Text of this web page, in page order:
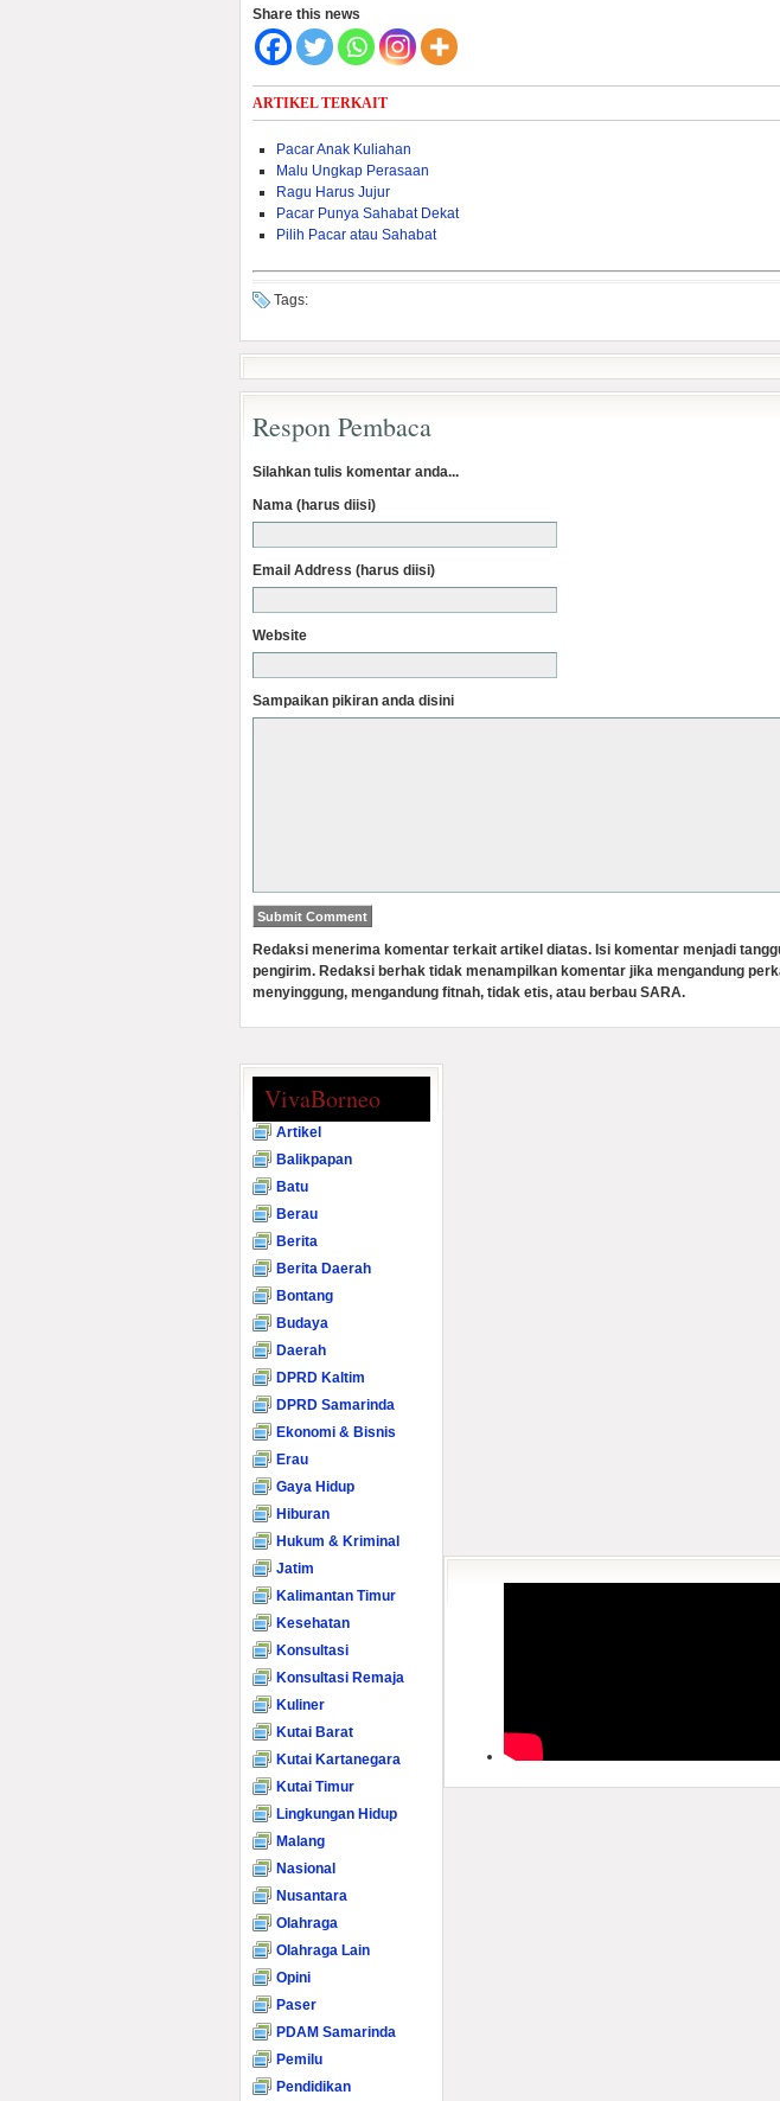
Share this news
ARTIKEL TERKAIT
Pacar Anak Kuliahan
Malu Ungkap Perasaan
Ragu Harus Jujur
Pacar Punya Sahabat Dekat
Pilih Pacar atau Sahabat
Tags:
Respon Pembaca
Silahkan tulis komentar anda...
Nama (harus diisi)
Email Address (harus diisi)
Website
Sampaikan pikiran anda disini
Redaksi menerima komentar terkait artikel diatas. Isi komentar menjadi
pengirim. Redaksi berhak tidak menampilkan komentar jika mengandung
menyinggung, mengandung fitnah, tidak etis, atau berbau SARA.
VivaBorneo
Artikel
Balikpapan
Batu
Berau
Berita
Berita Daerah
Bontang
Budaya
Daerah
DPRD Kaltim
DPRD Samarinda
Ekonomi & Bisnis
Erau
Gaya Hidup
Hiburan
Hukum & Kriminal
Jatim
Kalimantan Timur
Kesehatan
Konsultasi
Konsultasi Remaja
Kuliner
Kutai Barat
Kutai Kartanegara
Kutai Timur
Lingkungan Hidup
Malang
Nasional
Nusantara
Olahraga
Olahraga Lain
Opini
Paser
PDAM Samarinda
Pemilu
Pendidikan